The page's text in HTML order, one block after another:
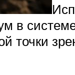
в
точки